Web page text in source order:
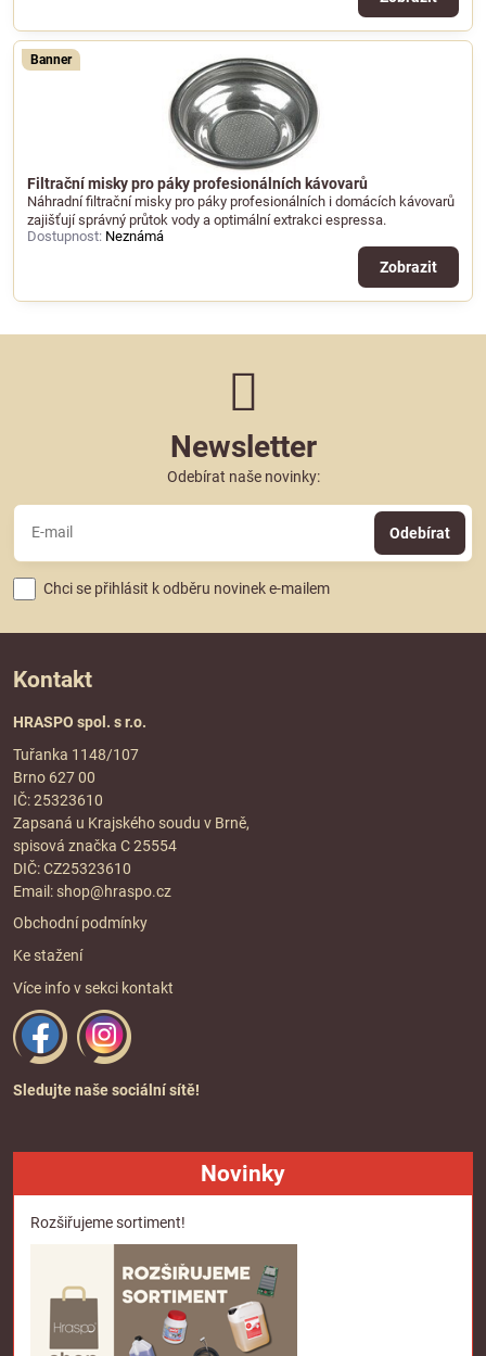
Filtrační misky pro páky profesionálních kávovarů
Banner
Náhradní filtrační misky pro páky profesionálních i domácích kávovarů
zajišťují správný průtok vody a optimální extrakci espressa.
Dostupnost: Neznámá
Zobrazit
Newsletter
Odebírat naše novinky:
Odebírat
Chci se přihlásit k odběru novinek e-mailem
Kontakt
HRASPO spol. s r.o.
Tuřanka 1148/107
Brno 627 00
IČ: 25323610
Zapsaná u Krajského soudu v Brně,
spisová značka C 25554
DIČ: CZ25323610
Email: shop@hraspo.cz
Obchodní podmínky
Ke stažení
Více info v sekci kontakt
Sledujte naše sociální sítě!
Novinky
Rozšiřujeme sortiment!